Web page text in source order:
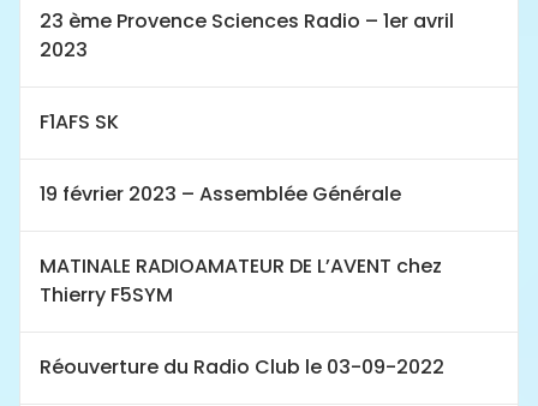
23 ème Provence Sciences Radio – 1er avril
2023
F1AFS SK
19 février 2023 – Assemblée Générale
MATINALE RADIOAMATEUR DE L’AVENT chez
Thierry F5SYM
Réouverture du Radio Club le 03-09-2022